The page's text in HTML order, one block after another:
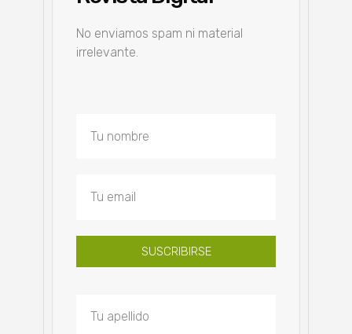
No enviamos spam ni material
irrelevante.
SUSCRIBIRSE